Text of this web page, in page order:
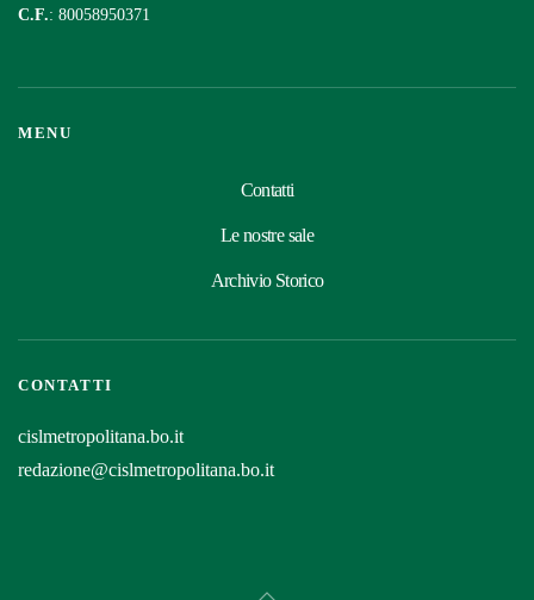
C.F.: 80058950371
MENU
Contatti
Le nostre sale
Archivio Storico
CONTATTI
cislmetropolitana.bo.it
redazione@cislmetropolitana.bo.it